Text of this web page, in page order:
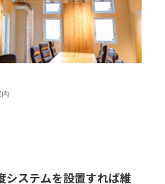
システムを設置すれば維